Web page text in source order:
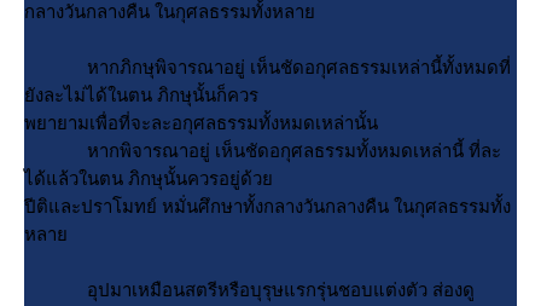
กลางวันกลางคืน ในกุศลธรรมทั้งหลา
หากภิกษุพิจารณาอยู่ เห็นชัดอกุศลธรรมเหล่านี้ทั้งหมดที่
ังละไม่ได้ในตน ภิกษุนั้นก็ควร
พยายามเพื่อที่จะละอกุศลธรรมทั้งหมดเหล่านั้น
หากพิจารณาอยู่ เห็นชัดอกุศลธรรมทั้งหมดเหล่านี้ ที่ละ
ได้แล้วในตน ภิกษุนั้นควรอยู่ด้ว
ปีติและปราโมทย์ หมั่นศึกษาทั้งกลางวันกลางคืน ในกุศลธรรมทั้ง
หลา
อุปมาเหมือนสตรีหรือบุรุษแรกรุ่นชอบแต่งตัว ส่องดู